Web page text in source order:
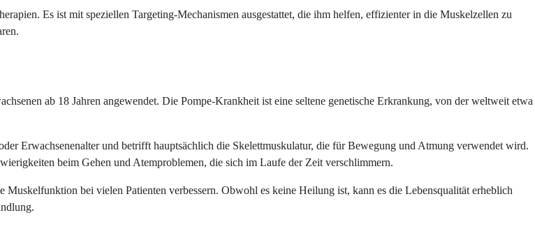
Es ist mit speziellen Targeting-Mechanismen ausgestattet, die ihm helfen, effizienter in die Muskelzellen zu
ab 18 Jahren angewendet. Die Pompe-Krankheit ist eine seltene genetische Erkrankung, von der weltweit etwa
Erwachsenenalter und betrifft hauptsächlich die Skelettmuskulatur, die für Bewegung und Atmung verwendet wird.
beim Gehen und Atemproblemen, die sich im Laufe der Zeit verschlimmern.
bei vielen Patienten verbessern. Obwohl es keine Heilung ist, kann es die Lebensqualität erheblich